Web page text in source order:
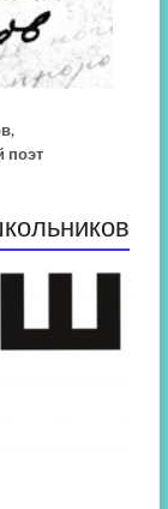
поэт